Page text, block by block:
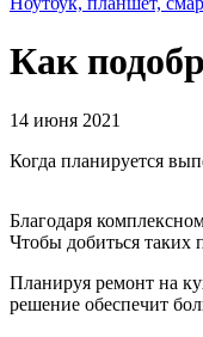
Как
14 июня 2021
Когда планируется
Благодаря
Чтобы добиться таких
Планируя ремонт на
решение обеспечит